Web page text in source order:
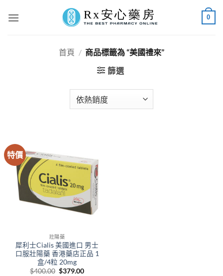
0
首頁 / 商品標籤為 “美國禮來”
篩選
特價
壯陽藥
犀利士Cialis 美國進口 男士
口服壯陽藥 香港藥店正品 1
盒/4粒 20mg
$400.00 Original
$379.00Current